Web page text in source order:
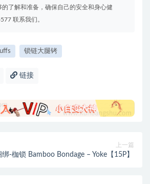
了解和准备，确保自己的安全和身心健
联系我们。
锁链大腿铐
链接
上一篇
-枷锁 Bamboo Bondage – Yoke【15P】